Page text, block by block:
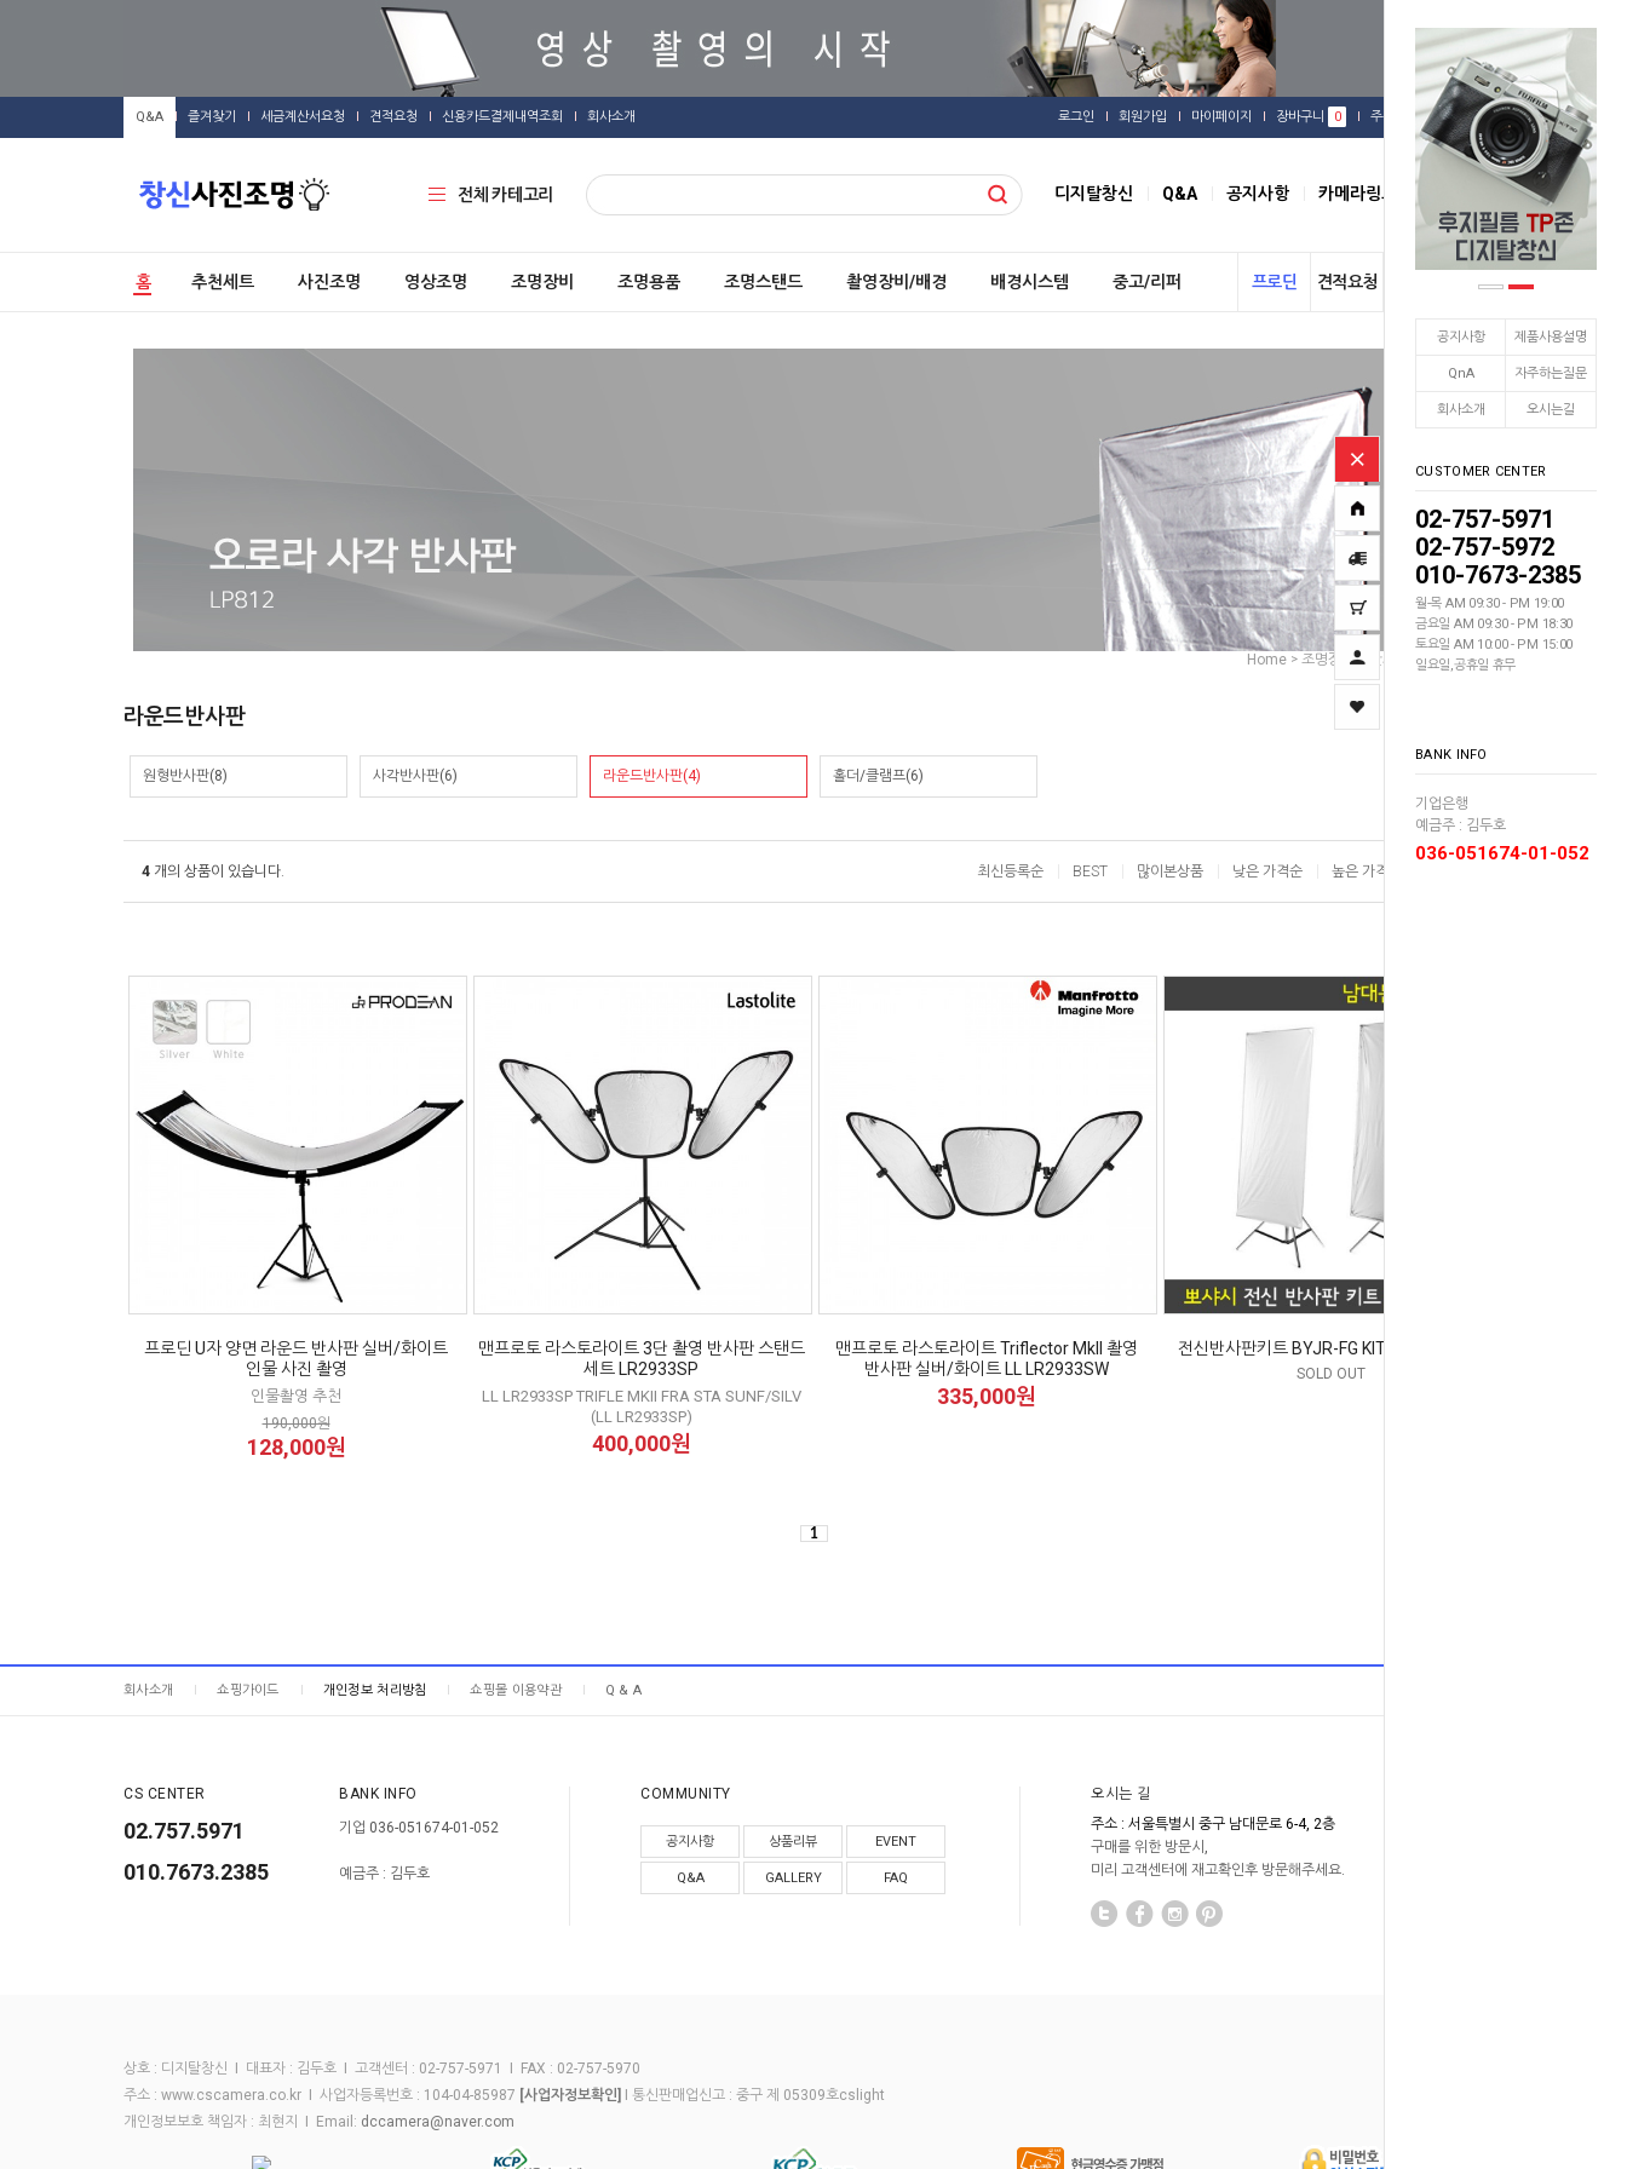
공지사항 제품사용설명
QnA 자주하는질문
회사소개 오시는길
CUSTOMER CENTER
02-757-5971
02-757-5972
010-7673-2385
월-목 AM 09:30 - PM 19:00
금요일 AM 09:30 - PM 18:30
토요일 AM 10:00 - PM 15:00
일요일,공휴일 휴무
BANK INFO
기업은행
예금주 : 김두호
036-051674-01-052
Q&A 즐겨찾기 세금계산서요청 견적요청 신용카드결제내역조회 회사소개 로그인 회원가입 마이페이지 장바구니 0 주문배송 관심상품
전체 카테고리 디지탈창신 Q&A 공지사항 카메라링크
홈 추천세트 사진조명 영상조명 조명장비 조명용품 조명스탠드 촬영장비/배경 배경시스템 중고/리퍼 프로딘 견적요청
Home > 조명장비> 반사판 >라운드반사판
라운드반사판
원형반사판(8) 사각반사판(6) 라운드반사판(4) 홀더/클램프(6)
4 개의 상품이 있습니다. 최신등록순 BEST 많이본상품 낮은 가격순 높은 가격순
프로딘 U자 양면 라운드 반사판 실버/화이트
인물 사진 촬영
인물촬영 추천
190,000원
128,000원
맨프로토 라스토라이트 3단 촬영 반사판 스탠드
세트 LR2933SP
LL LR2933SP TRIFLE MKII FRA STA SUNF/SILV
(LL LR2933SP)
400,000원
맨프로토 라스토라이트 Triflector MkII 촬영
반사판 실버/화이트 LL LR2933SW
335,000원
전신반사판키트 BYJR-FG KIT(화이트/실버)
SOLD OUT
1
회사소개 쇼핑가이드 개인정보 처리방침 쇼핑몰 이용약관 Q & A
CS CENTER
02.757.5971
010.7673.2385
BANK INFO
기업 036-051674-01-052
예금주 : 김두호
COMMUNITY
공지사항 상품리뷰 EVENT
Q&A GALLERY FAQ
오시는 길
주소 : 서울특별시 중구 남대문로 6-4, 2층
구매를 위한 방문시,
미리 고객센터에 재고확인후 방문해주세요.
상호 : 디지탈창신 I 대표자 : 김두호 I 고객센터 : 02-757-5971 I FAX : 02-757-5970
주소 : www.cscamera.co.kr I 사업자등록번호 : 104-04-85987 [사업자정보확인]
I 통신판매업신고 : 중구 제 05309호cslight
개인정보보호 책임자 : 최현지 I Email: dccamera@naver.com